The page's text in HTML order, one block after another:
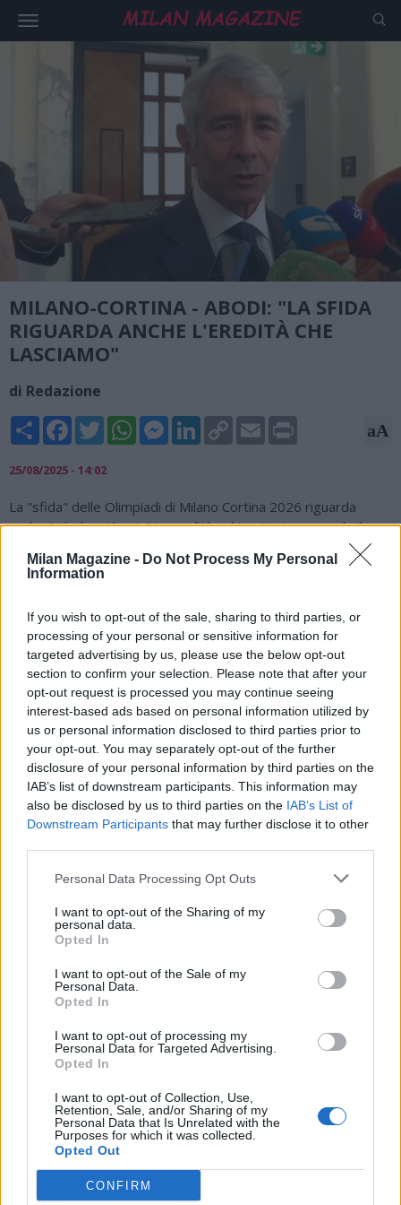
Milan Magazine - Do Not Process My Personal
Information
If you wish to opt-out of the sale, sharing to third parties, or
processing of your personal or sensitive information for
targeted advertising by us, please use the below opt-out
section to confirm your selection. Please note that after your
opt-out request is processed you may continue seeing
interest-based ads based on personal information utilized by
us or personal information disclosed to third parties prior to
your opt-out. You may separately opt-out of the further
disclosure of your personal information by third parties on the
IAB’s list of downstream participants. This information may
also be disclosed by us to third parties on the IAB’s List of
Downstream Participants that may further disclose it to other
Personal Data Processing Opt Outs
I want to opt-out of the Sharing of my
personal data.
Opted In
I want to opt-out of the Sale of my
Personal Data.
Opted In
I want to opt-out of processing my
Personal Data for Targeted Advertising.
Opted In
I want to opt-out of Collection, Use,
Retention, Sale, and/or Sharing of my
Personal Data that Is Unrelated with the
Purposes for which it was collected.
Opted Out
CONFIRM
MILANO-CORTINA - ABODI: "LA SFIDA
RIGUARDA ANCHE L'EREDITÀ CHE
LASCIAMO"
di Redazione
Share FacebookTwitterWhatsAppMessengerLinkedInCopy
Link
Email aA
25/08/2025 - 14:02
La "sfida" delle Olimpiadi di Milano Cortina 2026 riguarda
anche "ciò che si lascia" in eredità sul territorio, secondo il
ministro dello Sport Andrea Abodi che è intervenuto oggi al
Meeting di Rimini in un panel dedicato ai Giochi. "C'è il senso
sottolineando che le Olimpiadi del 2026 sono "un
appuntamento con la storia" con l'Italia "al centro del mondo.
Questo nostro modello italiano sarà pronto quando sarà
opportuno".
Il materiale (testo, foto e video) consultabile in questo portale è di nostra proprietà.
Alcune foto (screenshot) ed articoli presenti su "Milan Magazine" sono in parte giunti da
internet, in quanto arrivati alla nostra attenzione attraverso regolari comunicati stampa
con immagini e testi allegati ed autorizzati alla pubblicazione, e quindi valutati di
pubblico dominio. Se i soggetti o gli autori avessero qualcosa in contrario alla
pubblicazione, non avranno che da segnalarlo alla redazione (indirizzo email:
redazione@napolimagazine.com
"Milan Magazine" non è una testata giornalistica, ma un sito di informazione di
proprietà di Napoli Magazine, e non è in alcun modo collegato alla A.C. Milan, che ne